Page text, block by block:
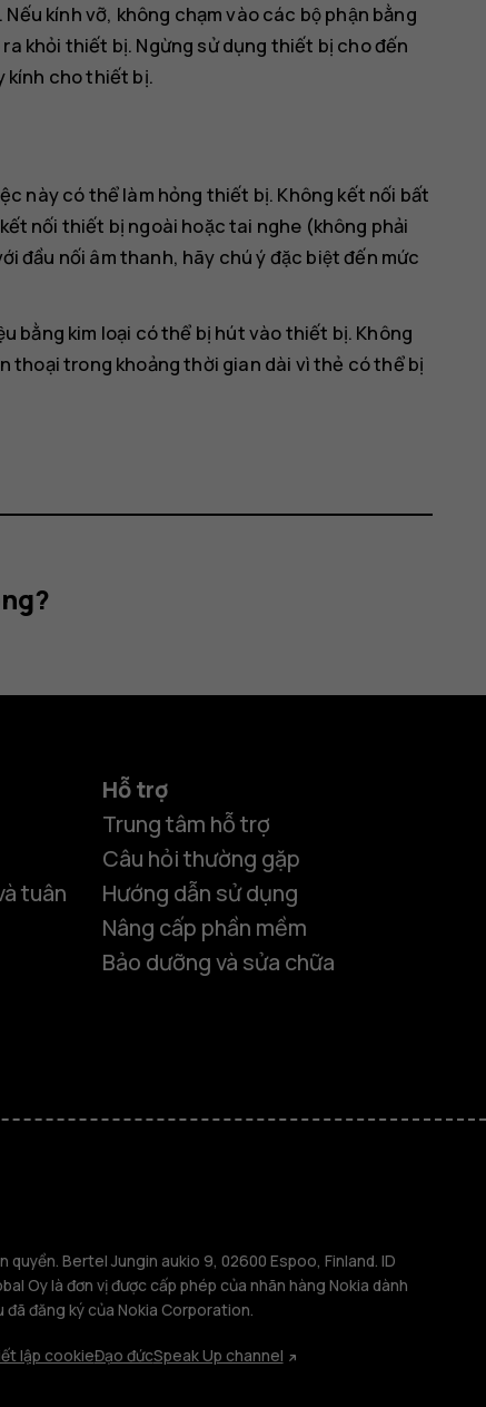
minh
thông
kính vỡ, không chạm vào các bộ phận bằng
khỏi thiết bị. Ngừng sử dụng thiết bị cho đến
kính cho thiết bị.
này có thể làm hỏng thiết bị. Không kết nối bất
nối thiết bị ngoài hoặc tai nghe (không phải
đầu nối âm thanh, hãy chú ý đặc biệt đến mức
bằng kim loại có thể bị hút vào thiết bị. Không
thoại trong khoảng thời gian dài vì thẻ có thể bị
tuân
Hỗ trợ
Trung tâm hỗ trợ
Câu hỏi thường gặp
Hướng dẫn sử dụng
Nâng cấp phần mềm
Bảo dưỡng và sửa chữa
quyền. Bertel Jungin aukio 9, 02600 Espoo, Finland. ID
Oy là đơn vị được cấp phép của nhãn hàng Nokia dành
đăng ký của Nokia Corporation.
lập cookieĐạo đứcSpeak Up channel